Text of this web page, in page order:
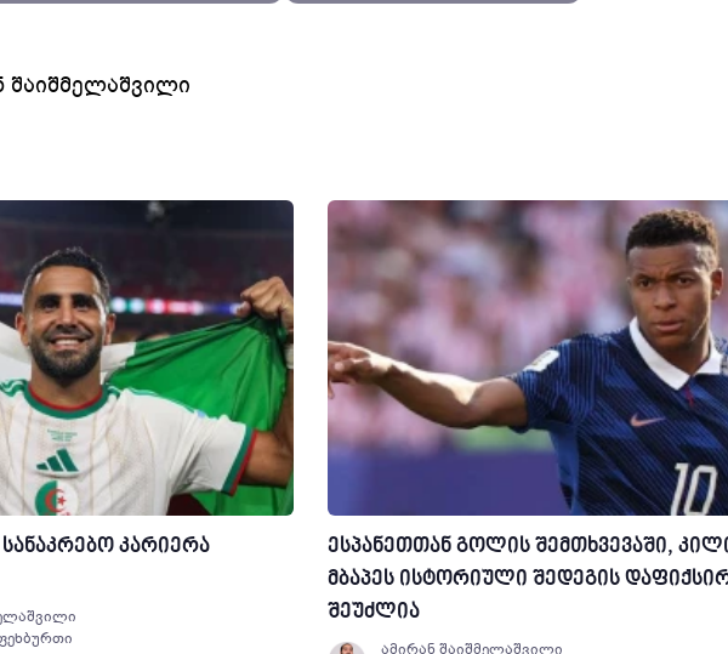
შაიშმელაშვილი
კარიერა
ესპანეთთან გოლის შემთხვევაში,
მბაპეს ისტორიული შედეგის
შეუძლია
ამირან შაიშმელაშვილი